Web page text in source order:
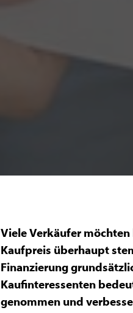
Viele Verkäufer
Kaufpreis überhaupt
Finanzierung
Kaufinteressenten
genommen und